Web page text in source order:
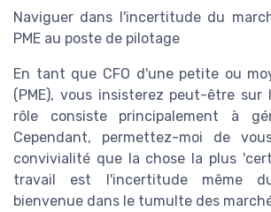
Naviguer dans l'incertitude du
PME au poste de pilotage
En tant que CFO d'une petite ou
(PME), vous insisterez peut-être
rôle consiste principalement à
Cependant, permettez-moi de
convivialité que la chose la plus
travail est l'incertitude même
bienvenue dans le tumulte des